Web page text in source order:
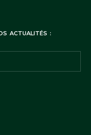
ACTUALITÉS :